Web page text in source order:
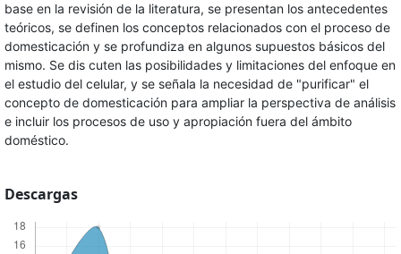
base en la revisión de la literatura, se presentan los antecedentes
teóricos, se definen los conceptos relacionados con el proceso de
domesticación y se profundiza en algunos supuestos básicos del
mismo. Se dis cuten las posibilidades y limitaciones del enfoque en
el estudio del celular, y se señala la necesidad de "purificar" el
concepto de domesticación para ampliar la perspectiva de análisis
e incluir los procesos de uso y apropiación fuera del ámbito
doméstico.
Descargas